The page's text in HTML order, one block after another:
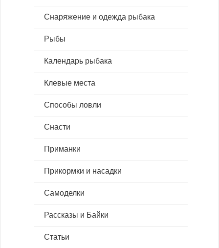
Снаряжение и одежда рыбака
Рыбы
Календарь рыбака
Клевые места
Способы ловли
Снасти
Приманки
Прикормки и насадки
Самоделки
Рассказы и Байки
Статьи